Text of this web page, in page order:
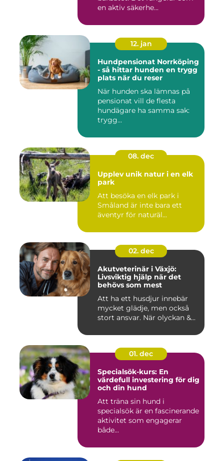
en aktiv säkerhe...
12. jan
Hundpensionat Norrköping
- så hittar hunden en trygg
plats när du reser
När hunden ska lämnas på
pensionat vill de flesta
hundägare ha samma sak:
trygg...
08. dec
Upplev unik natur i en elk
park
Att besöka en elk park i
Småland är inte bara ett
äventyr för naturäl...
02. dec
Akutveterinär i Växjö:
Livsviktig hjälp när det
behövs som mest
Att ha ett husdjur innebär
mycket glädje, men också
stort ansvar. När olyckan &...
01. dec
Specialsök-kurs: En
värdefull investering för dig
och din hund
Att träna sin hund i
specialsök är en fascinerande
aktivitet som engagerar
både...